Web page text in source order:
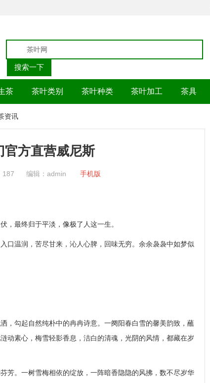
茶 茶叶类别 茶叶种类 茶叶加工 茶具
资讯
官方直营威尼斯
187 编辑：admin 手机版
，最终归于平淡，像极了人这一生。
口温润，苦尽甘来，沁人心脾，回味无穷。余余袅袅中如梦似
，勾起自然纯朴中的冉冉诗意。一阕阳春白雪的馨美韵致，蘸
动素心，梅雪轻影香息，洁白的清魂，光阴的风情，都藏在岁
芳。一树雪梅相依的绽放，一阵暗香隐隐的风拂，数不尽岁华